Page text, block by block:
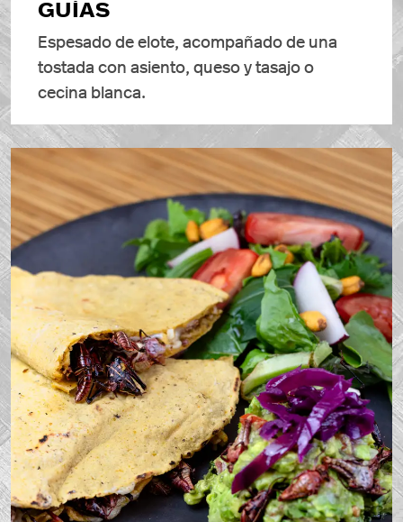
GUÍAS
Espesado de elote, acompañado de una
tostada con asiento, queso y tasajo o
cecina blanca.